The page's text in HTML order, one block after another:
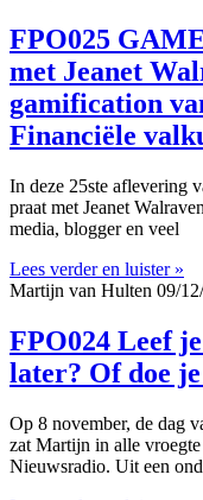
FPO025
met Jeanet
gamification
Financiële
In deze 25ste aflevering
praat met Jeanet
media, blogger en veel
Lees verder en luister »
Martijn van Hulten 09/
FPO024 Leef
later? Of doe
Op 8 november, de dag
zat Martijn in alle
Nieuwsradio. Uit een